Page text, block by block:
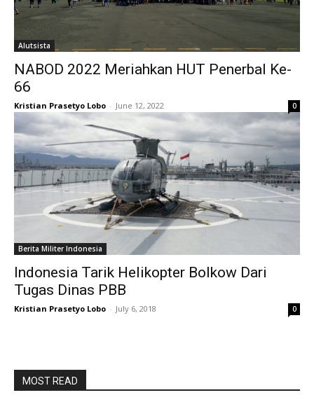
Alutsista
NABOD 2022 Meriahkan HUT Penerbal Ke-
66
Kristian Prasetyo Lobo - June 12, 2022 0
Berita Militer Indonesia
Indonesia Tarik Helikopter Bolkow Dari
Tugas Dinas PBB
Kristian Prasetyo Lobo - July 6, 2018 0
MOST READ